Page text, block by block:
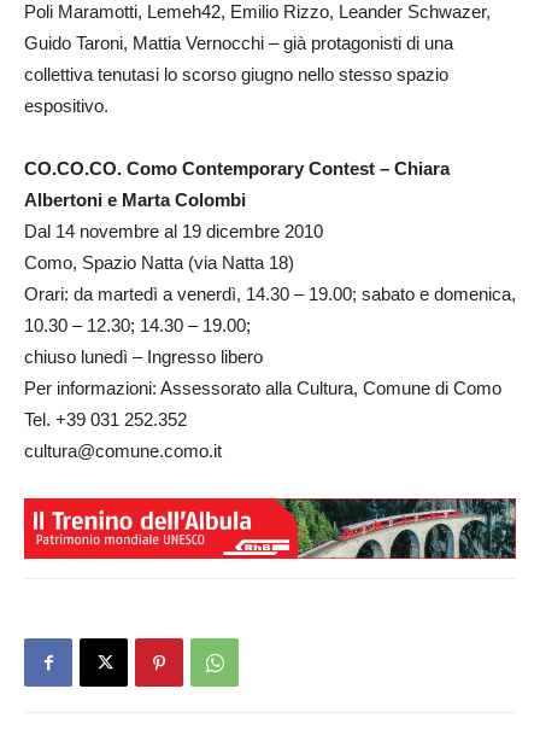
Poli Maramotti, Lemeh42, Emilio Rizzo, Leander Schwazer,
Guido Taroni, Mattia Vernocchi – già protagonisti di una
collettiva tenutasi lo scorso giugno nello stesso spazio
espositivo.
CO.CO.CO. Como Contemporary Contest – Chiara
Albertoni e Marta Colombi
Dal 14 novembre al 19 dicembre 2010
Como, Spazio Natta (via Natta 18)
Orari: da martedì a venerdì, 14.30 – 19.00; sabato e domenica,
10.30 – 12.30; 14.30 – 19.00;
chiuso lunedì – Ingresso libero
Per informazioni: Assessorato alla Cultura, Comune di Como
Tel. +39 031 252.352
cultura@comune.como.it